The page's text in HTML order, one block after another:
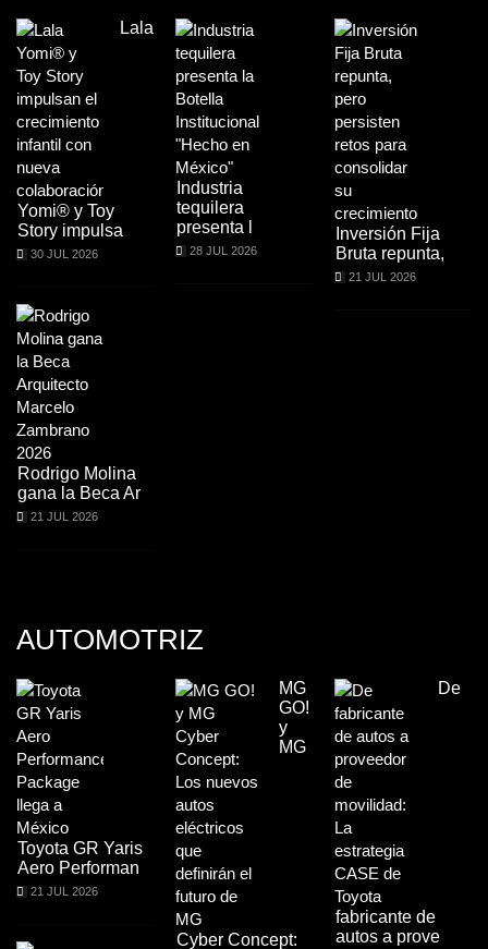
Lala
Yomi® y Toy
Story impulsa
30 JUL 2026
Rodrigo Molina
gana la Beca Ar
21 JUL 2026
Industria
tequilera
presenta l
28 JUL 2026
Inversión Fija
Bruta repunta,
21 JUL 2026
AUTOMOTRIZ
Toyota GR Yaris
Aero Performan
21 JUL 2026
MG
GO!
y
MG
Cyber Concept:
De
fabricante de
autos a prove